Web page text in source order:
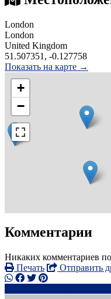
London
London
United Kingdom
51.507351, -0.127758
Показать на карте →
+
−
Комментарии
Никаких комментариев
Печать
Отправить